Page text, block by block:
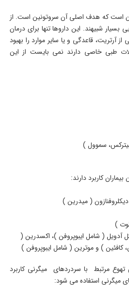
است که هدف اصلی آن سروتونین است. از
بسیار شبیهند. این داروها تنها برای درمان
از آرتریت، قاعدگی و یا سایر موارد را بهبود
طبی خاصی دارند نمی بایست از این
سموول )
کاربرد دارند:
( میدرین )
)
آدویل ( شامل ایبوپروفن )، اکسدرین (
کافئین ) و موترین ( شامل ایبوپروفن )
تهوع مرتبط با سردردهای میگرنی کاربرد
میگرنی استفاده می شود: